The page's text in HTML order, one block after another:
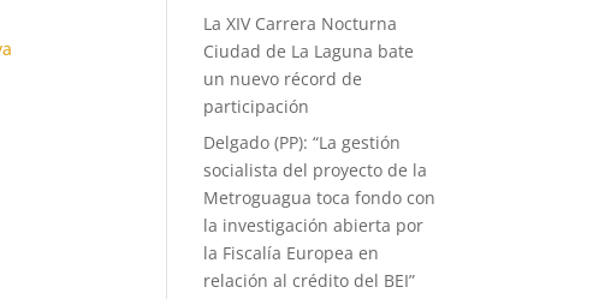
La XIV Carrera Nocturna
Ciudad de La Laguna bate
un nuevo récord de
participación
Delgado (PP): “La gestión
socialista del proyecto de la
Metroguagua toca fondo con
la investigación abierta por
la Fiscalía Europea en
relación al crédito del BEI”